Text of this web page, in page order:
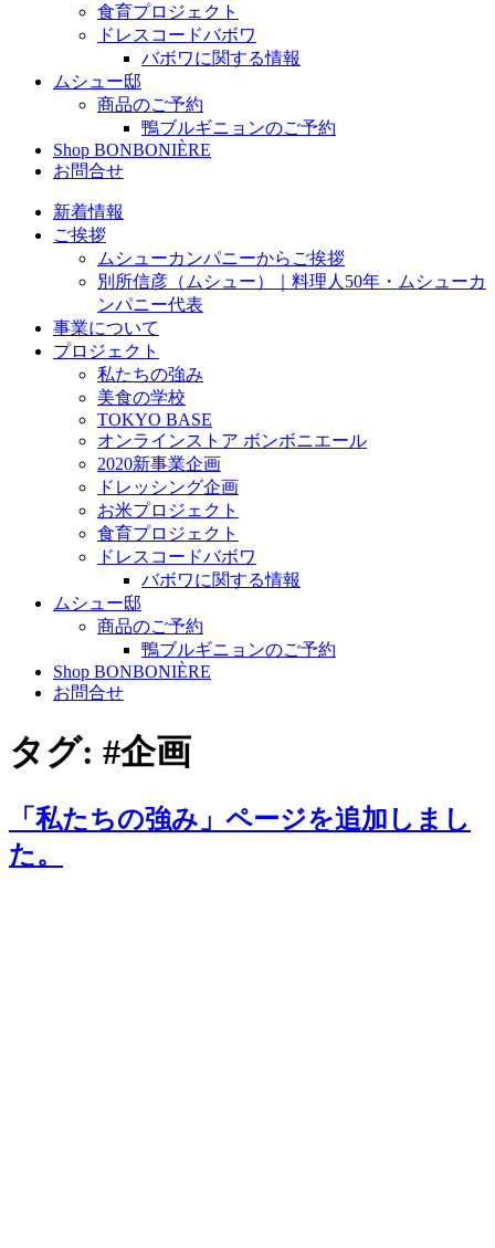
食育プロジェクト
ドレスコードバボワ
バボワに関する情報
ムシュー邸
商品のご予約
鴨ブルギニョンのご予約
Shop BONBONIÈRE
お問合せ
新着情報
ご挨拶
ムシューカンパニーからご挨拶
別所信彦（ムシュー）｜料理人50年・ムシューカ
ンパニー代表
事業について
プロジェクト
私たちの強み
美食の学校
TOKYO BASE
オンラインストア ボンボニエール
2020新事業企画
ドレッシング企画
お米プロジェクト
食育プロジェクト
ドレスコードバボワ
バボワに関する情報
ムシュー邸
商品のご予約
鴨ブルギニョンのご予約
Shop BONBONIÈRE
お問合せ
タグ: #企画
「私たちの強み」ページを追加しまし
た。